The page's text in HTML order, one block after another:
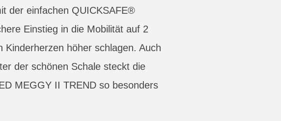
der einfachen QUICKSAFE®
Einstieg in die Mobilität auf 2
höher schlagen. Auch
der schönen Schale steckt die
MEGGY II TREND so besonders